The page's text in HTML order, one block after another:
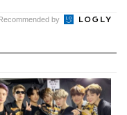
Recommended by